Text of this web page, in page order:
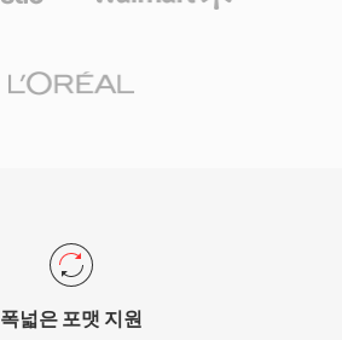
폭넓은 포맷 지원